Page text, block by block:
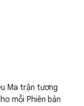
Ma trận tương
mỗi Phiên bản